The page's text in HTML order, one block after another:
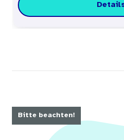
Bitte beachten!